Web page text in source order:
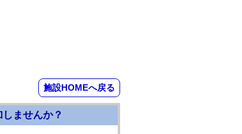
施設HOMEへ戻る
ませんか？